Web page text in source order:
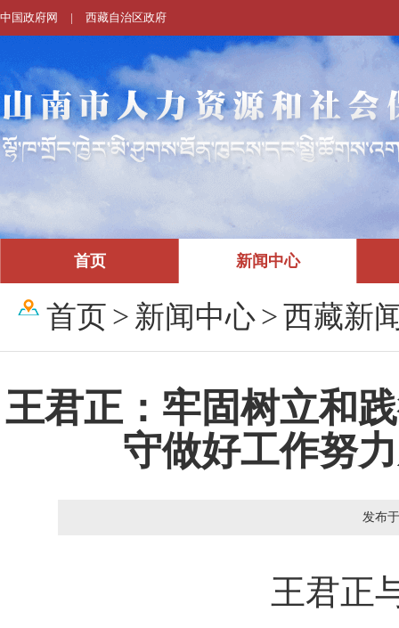
中国政府网 | 西藏自治区政府
首页 新闻中心
首页 > 新闻中心>西藏新
王君正：牢固树立和
守做好工作努
发布
王君正